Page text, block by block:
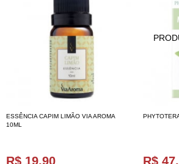
ESSÊNCIA CAPIM LIMÃO VIA AROMA
10ML
R$ 19,90 R$